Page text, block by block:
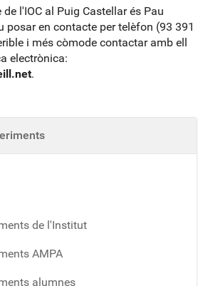
l'IOC al Puig Castellar és Pau
posar en contacte per telèfon (93 391
i més còmode contactar amb ell
electrònica:
.
de l'Institut
AMPA
alumnes